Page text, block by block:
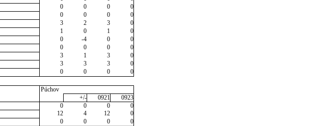
0 0 0
0
0 0 0
0
3 2 3
0
1 0 1
0
0 -4 0
0
0 0 0
0
3 1 3
0
3 3 3
0
0 0 0
0
Púchov
+/-
0921
0923
0 0 0
0
12 4 12
0
0 0 0
0